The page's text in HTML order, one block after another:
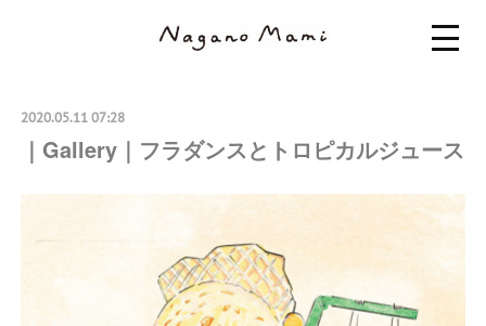
2020.05.11 07:28
｜Gallery｜フラダンスとトロピカルジュース